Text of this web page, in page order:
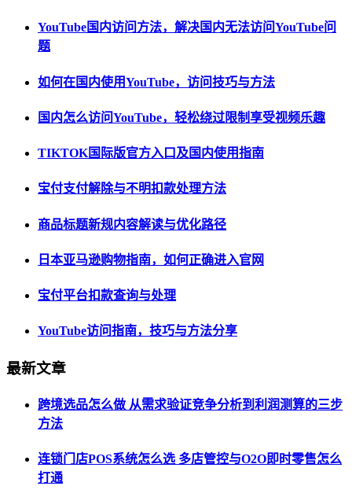
YouTube国内访问方法，解决国内无法访问YouTube问
题
如何在国内使用YouTube，访问技巧与方法
国内怎么访问YouTube，轻松绕过限制享受视频乐趣
TIKTOK国际版官方入口及国内使用指南
宝付支付解除与不明扣款处理方法
商品标题新规内容解读与优化路径
日本亚马逊购物指南，如何正确进入官网
宝付平台扣款查询与处理
YouTube访问指南，技巧与方法分享
最新文章
跨境选品怎么做 从需求验证竞争分析到利润测算的三步
方法
连锁门店POS系统怎么选 多店管控与O2O即时零售怎么
打通